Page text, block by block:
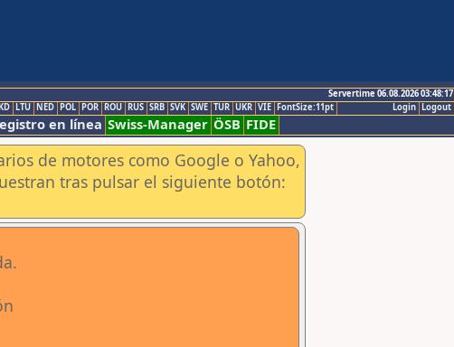
Servertime 06.08.2026 03:48:17
Logout
Login
LTU NED POL POR ROU RUS SRB SVK SWE TUR UKR VIE FontSize:11pt
en línea Swiss-Manager ÖSB FIDE
de motores como Google o Yahoo,
tras pulsar el siguiente botón: